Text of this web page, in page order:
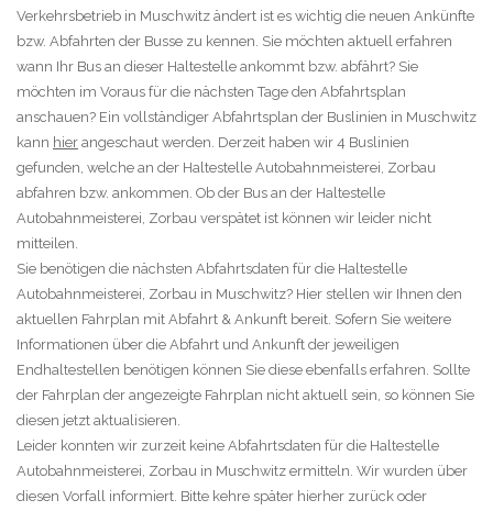
Verkehrsbetrieb in Muschwitz ändert ist es wichtig die neuen Ankünfte
bzw. Abfahrten der Busse zu kennen. Sie möchten aktuell erfahren
wann Ihr Bus an dieser Haltestelle ankommt bzw. abfährt? Sie
möchten im Voraus für die nächsten Tage den Abfahrtsplan
anschauen? Ein vollständiger Abfahrtsplan der Buslinien in Muschwitz
kann hier angeschaut werden. Derzeit haben wir 4 Buslinien
gefunden, welche an der Haltestelle Autobahnmeisterei, Zorbau
abfahren bzw. ankommen. Ob der Bus an der Haltestelle
Autobahnmeisterei, Zorbau verspätet ist können wir leider nicht
mitteilen.
Sie benötigen die nächsten Abfahrtsdaten für die Haltestelle
Autobahnmeisterei, Zorbau in Muschwitz? Hier stellen wir Ihnen den
aktuellen Fahrplan mit Abfahrt & Ankunft bereit. Sofern Sie weitere
Informationen über die Abfahrt und Ankunft der jeweiligen
Endhaltestellen benötigen können Sie diese ebenfalls erfahren. Sollte
der Fahrplan der angezeigte Fahrplan nicht aktuell sein, so können Sie
diesen jetzt aktualisieren.
Leider konnten wir zurzeit keine Abfahrtsdaten für die Haltestelle
Autobahnmeisterei, Zorbau in Muschwitz ermitteln. Wir wurden über
diesen Vorfall informiert. Bitte kehre später hierher zurück oder